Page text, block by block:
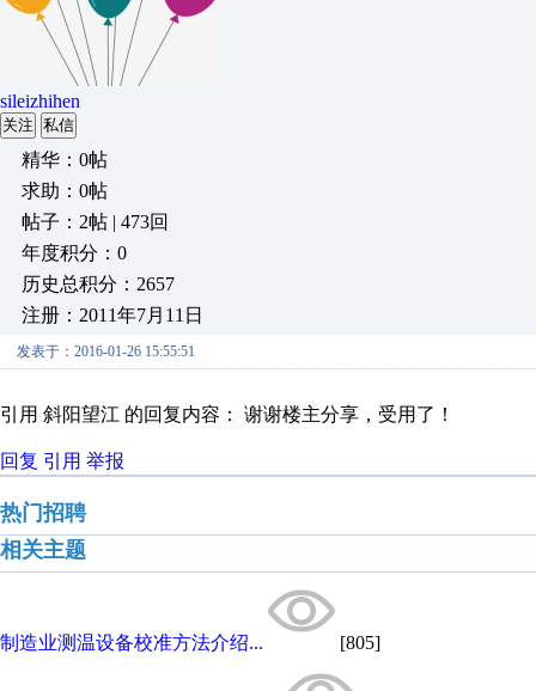
sileizhihen
关注 私信
精华：0帖
求助：0帖
帖子：2帖 | 473回
年度积分：0
历史总积分：2657
注册：2011年7月11日
发表于：2016-01-26 15:55:51
引用 斜阳望江 的回复内容： 谢谢楼主分享，受用了！
回复 引用 举报
热门招聘
相关主题
制造业测温设备校准方法介绍... [805]